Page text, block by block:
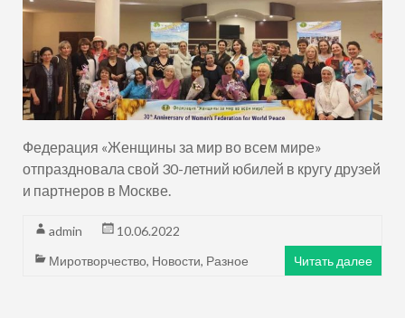
Федерация «Женщины за мир во всем мире»
отпраздновала свой 30-летний юбилей в кругу друзей
и партнеров в Москве.
admin
10.06.2022
Миротворчество, Новости, Разное Читать далее